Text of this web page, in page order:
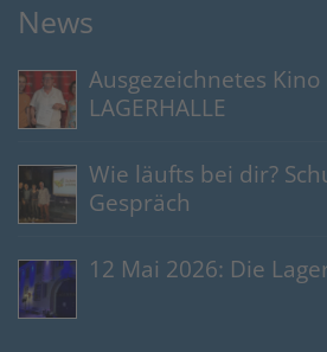
News
Ausgezeichnetes
LAGERHALLE
Wie läufts bei dir?
Gespräch
12 Mai 2026: Die